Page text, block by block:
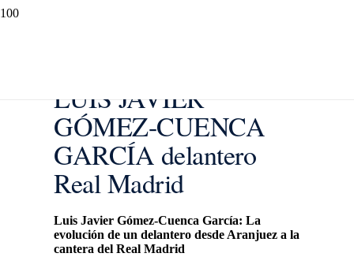
LUIS JAVIER
GÓMEZ-CUENCA
GARCÍA delantero
Real Madrid
Luis Javier Gómez-Cuenca García: La
evolución de un delantero desde Aranjuez a la
cantera del Real Madrid